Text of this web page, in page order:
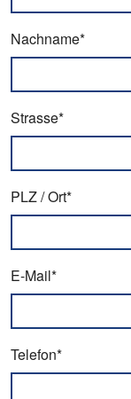
Nachname*
Strasse*
PLZ / Ort*
E-Mail*
Telefon*